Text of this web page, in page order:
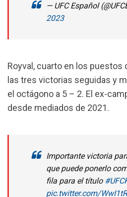
— UFC Español
2023
Royval, cuarto en los puestos
las tres victorias seguidas y
el octágono a 5 – 2. El ex-
desde mediados de 2021.
Importante victoria
que puede ponerlo
fila para el título
pic.twitter.com/